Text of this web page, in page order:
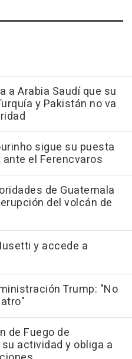
a Arabia Saudí que su
y Pakistán no va
sigue su puesta
el Ferencvaros
de Guatemala
del volcán de
y accede a
Trump: "No
de Fuego de
actividad y obliga a